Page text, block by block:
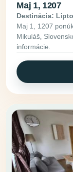
Maj 1, 1207
Destinácia:
Maj 1, 1207
Mikuláš,
informácie.